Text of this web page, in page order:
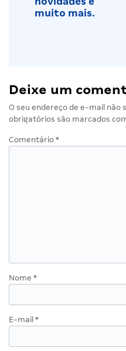
muito mais.
Deixe um
O seu endereço de e-mail não
obrigatórios são marcados
Comentário *
Nome *
E-mail *